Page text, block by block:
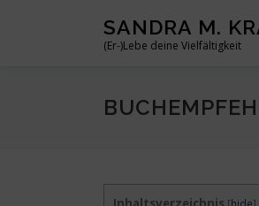
SANDRA M.
(Er-)Lebe deine Vielfältigkeit